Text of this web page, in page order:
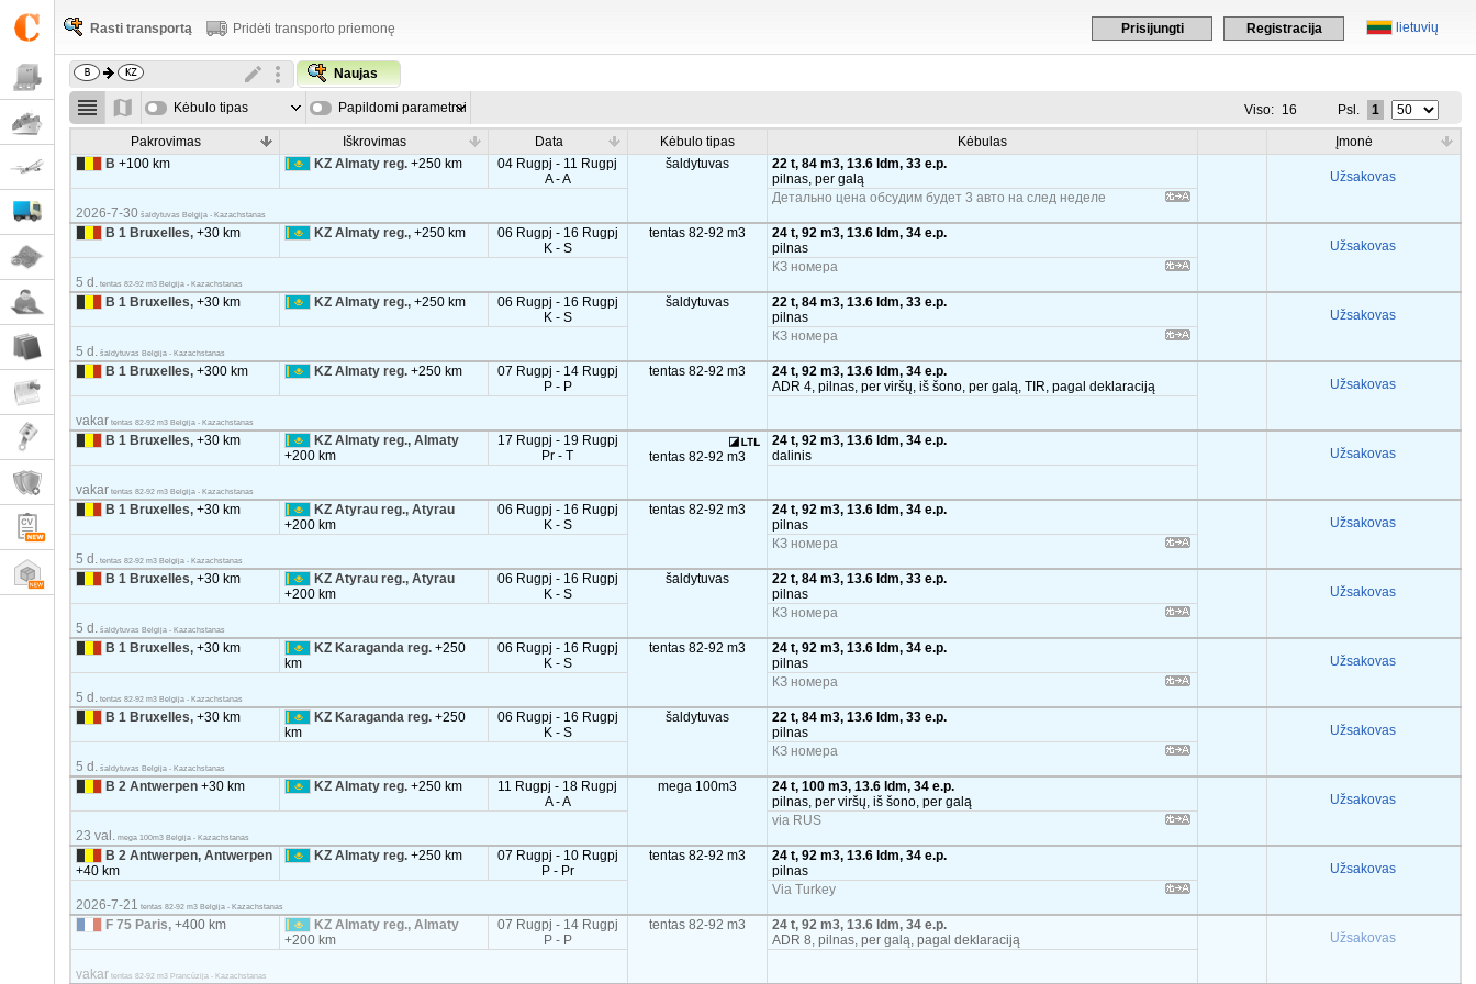
lietuvių
Prisijungti Registracija
Rasti transportą Pridėti transporto priemonę
Naujas
Kėbulo tipas Papildomi parametrai Viso: 16 Psl. 1
Pakrovimas Iškrovimas Data Kėbulo tipas Kėbulas
Įmonė
B +100 km KZ Almaty reg. +250 km
04 Rugpj - 11 Rugpj
A - A
šaldytuvas
22 t, 84 m3, 13.6 ldm, 33 e.p.
pilnas, per galą
Užsakovas
2026-7-30šaldytuvas Belgija - Kazachstanas
Детально цена обсудим будет 3 авто на след неделе
B 1 Bruxelles, +30 km KZ Almaty reg., +250 km
06 Rugpj - 16 Rugpj
K - S
tentas 82-92 m3
24 t, 92 m3, 13.6 ldm, 34 e.p.
pilnas
Užsakovas
5 d. tentas 82-92 m3 Belgija - Kazachstanas
КЗ номера
B 1 Bruxelles, +30 km KZ Almaty reg., +250 km
06 Rugpj - 16 Rugpj
K - S
šaldytuvas
22 t, 84 m3, 13.6 ldm, 33 e.p.
pilnas
Užsakovas
5 d. šaldytuvas Belgija - Kazachstanas
КЗ номера
B 1 Bruxelles, +300 km KZ Almaty reg. +250 km
07 Rugpj - 14 Rugpj
P - P
tentas 82-92 m3
24 t, 92 m3, 13.6 ldm, 34 e.p.
ADR 4, pilnas, per viršų, iš šono, per galą, TIR, pagal deklaraciją
Užsakovas
vakar tentas 82-92 m3 Belgija - Kazachstanas
B 1 Bruxelles, +30 km
KZ Almaty reg., Almaty
+200 km
17 Rugpj - 19 Rugpj
Pr - T
tentas 82-92 m3
24 t, 92 m3, 13.6 ldm, 34 e.p.
dalinis
Užsakovas
vakar tentas 82-92 m3 Belgija - Kazachstanas
B 1 Bruxelles, +30 km
KZ Atyrau reg., Atyrau
+200 km
06 Rugpj - 16 Rugpj
K - S
tentas 82-92 m3
24 t, 92 m3, 13.6 ldm, 34 e.p.
pilnas
Užsakovas
5 d. tentas 82-92 m3 Belgija - Kazachstanas
КЗ номера
B 1 Bruxelles, +30 km
KZ Atyrau reg., Atyrau
+200 km
06 Rugpj - 16 Rugpj
K - S
šaldytuvas
22 t, 84 m3, 13.6 ldm, 33 e.p.
pilnas
Užsakovas
5 d. šaldytuvas Belgija - Kazachstanas
КЗ номера
B 1 Bruxelles, +30 km KZ Karaganda reg. +250
km
06 Rugpj - 16 Rugpj
K - S
tentas 82-92 m3
24 t, 92 m3, 13.6 ldm, 34 e.p.
pilnas
Užsakovas
5 d. tentas 82-92 m3 Belgija - Kazachstanas
КЗ номера
B 1 Bruxelles, +30 km KZ Karaganda reg. +250
km
06 Rugpj - 16 Rugpj
K - S
šaldytuvas
22 t, 84 m3, 13.6 ldm, 33 e.p.
pilnas
Užsakovas
5 d. šaldytuvas Belgija - Kazachstanas
КЗ номера
B 2 Antwerpen +30 km KZ Almaty reg. +250 km
11 Rugpj - 18 Rugpj
A - A
mega 100m3
24 t, 100 m3, 13.6 ldm, 34 e.p.
pilnas, per viršų, iš šono, per galą
Užsakovas
23 val. mega 100m3 Belgija - Kazachstanas
via RUS
B 2 Antwerpen, Antwerpen
+40 km
KZ Almaty reg. +250 km
07 Rugpj - 10 Rugpj
P - Pr
tentas 82-92 m3
24 t, 92 m3, 13.6 ldm, 34 e.p.
pilnas
Užsakovas
2026-7-21 tentas 82-92 m3 Belgija - Kazachstanas
Via Turkey
F 75 Paris, +400 km
KZ Almaty reg., Almaty
+200 km
07 Rugpj - 14 Rugpj
P - P
tentas 82-92 m3
24 t, 92 m3, 13.6 ldm, 34 e.p.
ADR 8, pilnas, per galą, pagal deklaraciją
Užsakovas
vakar tentas 82-92 m3 Prancūzija - Kazachstanas